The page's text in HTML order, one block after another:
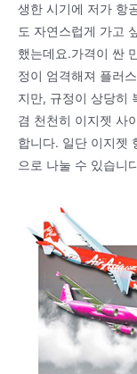
생한 시기에 저가 항
도 자연스럽게 가고
했는데요.가격이 싼
정이 엄격해져 플러
지만, 규정이 상당히
겸 천천히 이지젯 사
합니다. 일단 이지젯
으로 나눌 수 있습니